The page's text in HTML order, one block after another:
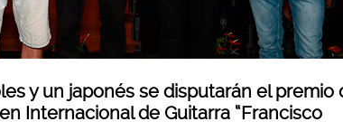
y un japonés se disputarán el premio
Internacional de Guitarra “Francisco